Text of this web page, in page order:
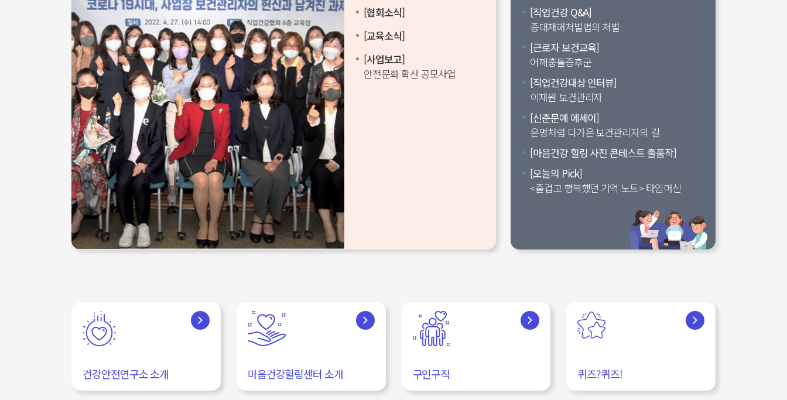
[협회소식]
[교육소식]
[사업보고]
안전문화 확산 공모사업
[직업건강 Q&A]
중대재해처벌법의 처벌
[근로자 보건교육]
어깨충돌증후군
[직업건강대상 인터뷰]
이재원 보건관리자
[신춘문예 에세이]
운명처럼 다가온 보건관리자의 길
[마음건강 힐링 사진 콘테스트 출품작]
[오늘의 Pick]
<즐겁고 행복했던 기억 노트> 타임머신
건강안전연구소 소개 마음건강힐링센터 소개 구인구직 퀴즈?퀴즈!